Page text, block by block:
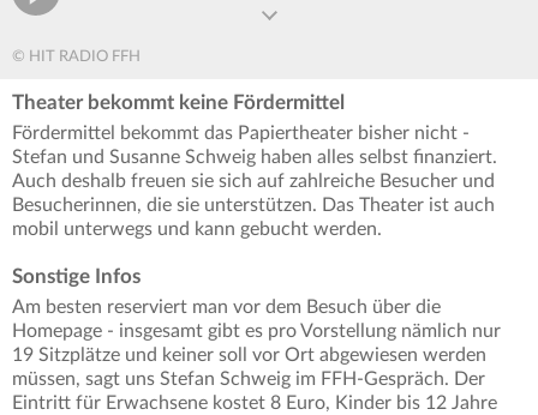
© HIT RADIO FFH
Theater bekommt keine Fördermittel
Fördermittel bekommt das Papiertheater bisher nicht -
Stefan und Susanne Schweig haben alles selbst finanziert.
Auch deshalb freuen sie sich auf zahlreiche Besucher und
Besucherinnen, die sie unterstützen. Das Theater ist auch
mobil unterwegs und kann gebucht werden.
Sonstige Infos
Am besten reserviert man vor dem Besuch über die
Homepage - insgesamt gibt es pro Vorstellung nämlich nur
19 Sitzplätze und keiner soll vor Ort abgewiesen werden
müssen, sagt uns Stefan Schweig im FFH-Gespräch. Der
Eintritt für Erwachsene kostet 8 Euro, Kinder bis 12 Jahre